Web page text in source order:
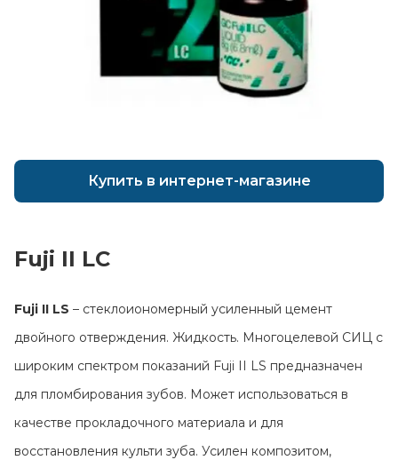
Главная
Каталог
Сотрудничество
Как купить
Контакты
Fuji II LC
Fuji II LS – стеклоиономерный усиленный цемент
двойного отверждения. Жидкость. Многоцелевой СИЦ с
широким спектром показаний Fuji II LS предназначен
для пломбирования зубов. Может использоваться в
качестве прокладочного материала и для
восстановления культи зуба. Усилен композитом,
Купить в интернет-магазине